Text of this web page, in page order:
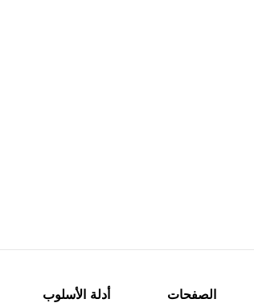
الصفحات أدلة الأسلوب